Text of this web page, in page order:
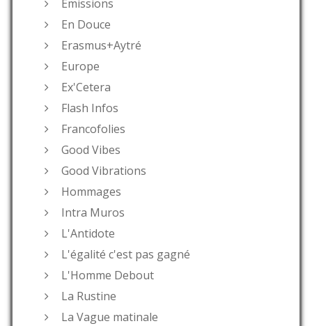
Émissions
En Douce
Erasmus+Aytré
Europe
Ex'Cetera
Flash Infos
Francofolies
Good Vibes
Good Vibrations
Hommages
Intra Muros
L'Antidote
L'égalité c'est pas gagné
L'Homme Debout
La Rustine
La Vague matinale